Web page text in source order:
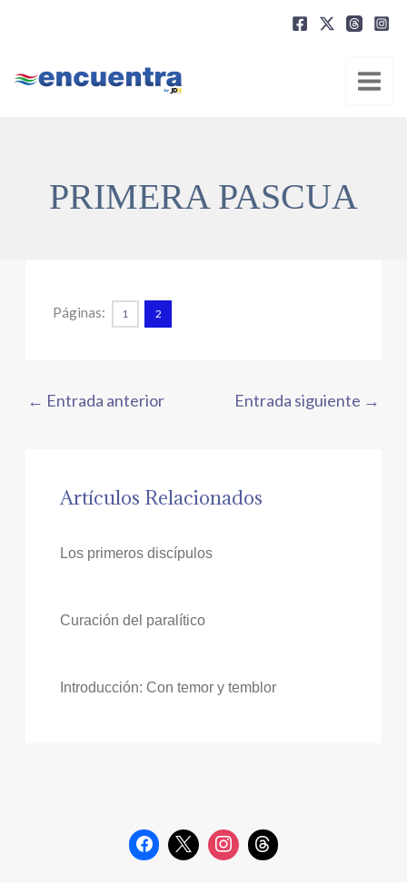
PRIMERA PASCUA
Páginas: 1 2
← Entrada anterior Entrada siguiente →
Artículos Relacionados
Los primeros discípulos
Curación del paralítico
Introducción: Con temor y temblor